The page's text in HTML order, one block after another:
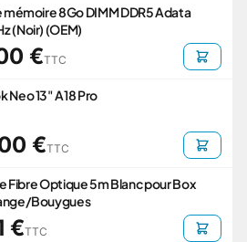
8Go DIMM DDR5 Adata
(Noir) (OEM)
€TTC
Neo 13" A18 Pro
€TTC
Fibre Optique 5m Blanc pour Box
Bouygues
€TTC